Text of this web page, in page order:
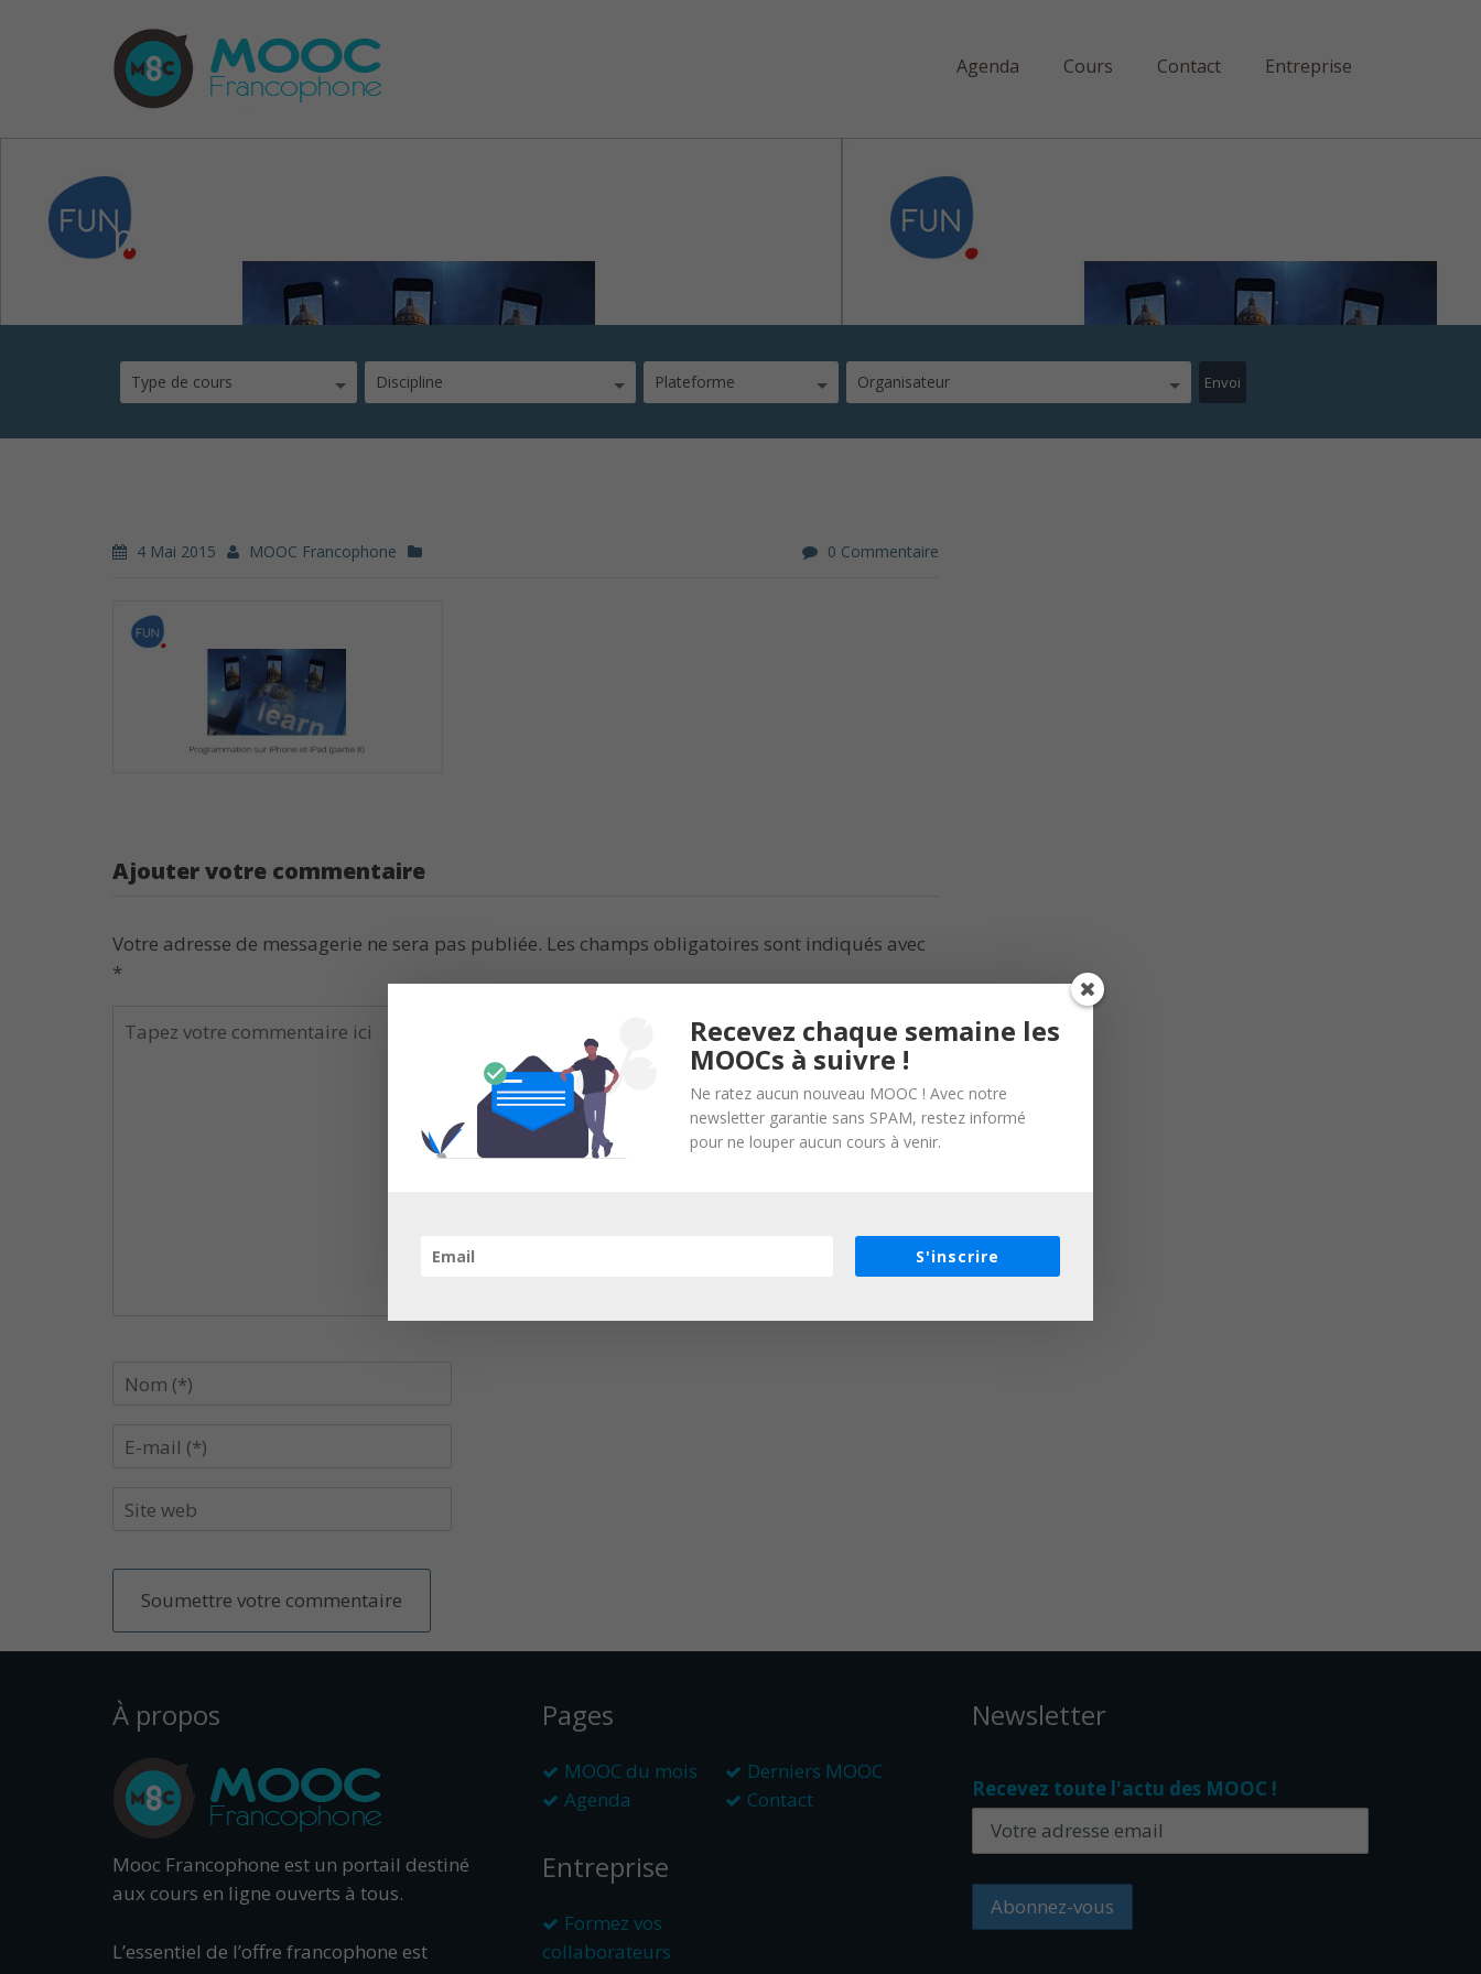
Agenda Cours Contact Entreprise
mooc-iphone2
Type de cours Discipline Plateforme Organisateur
4 Mai 2015 MOOC Francophone 0 Commentaire
Ajouter votre commentaire
Votre adresse de messagerie ne sera pas publiée. Les champs obligatoires sont indiqués avec
*
À propos
Mooc Francophone est un portail destiné
aux cours en ligne ouverts à tous.
L’essentiel de l’offre francophone est
Pages
MOOC du mois
Derniers MOOC
Agenda
Contact
Entreprise
Formez vos
collaborateurs
Newsletter
Recevez toute l'actu des MOOC !
Recevez chaque semaine les
MOOCs à suivre !
Ne ratez aucun nouveau MOOC ! Avec notre
newsletter garantie sans SPAM, restez informé
pour ne louper aucun cours à venir.
S'inscrire